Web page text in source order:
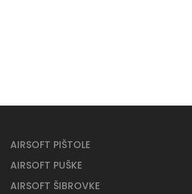
AIRSOFT PIŠTOLE
AIRSOFT PUŠKE
AIRSOFT ŠIBROVKE